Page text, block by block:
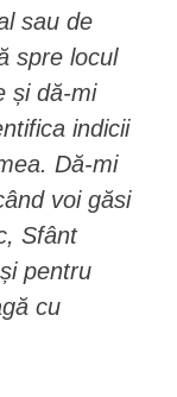
sau de
spre locul
și dă-mi
indicii
Dă-mi
voi găsi
Sfânt
pentru
cu